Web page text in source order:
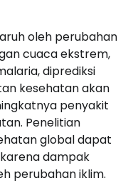
oleh perubahan
cuaca ekstrem,
diprediksi
kesehatan akan
penyakit
Penelitian
global dapat
dampak
perubahan iklim.